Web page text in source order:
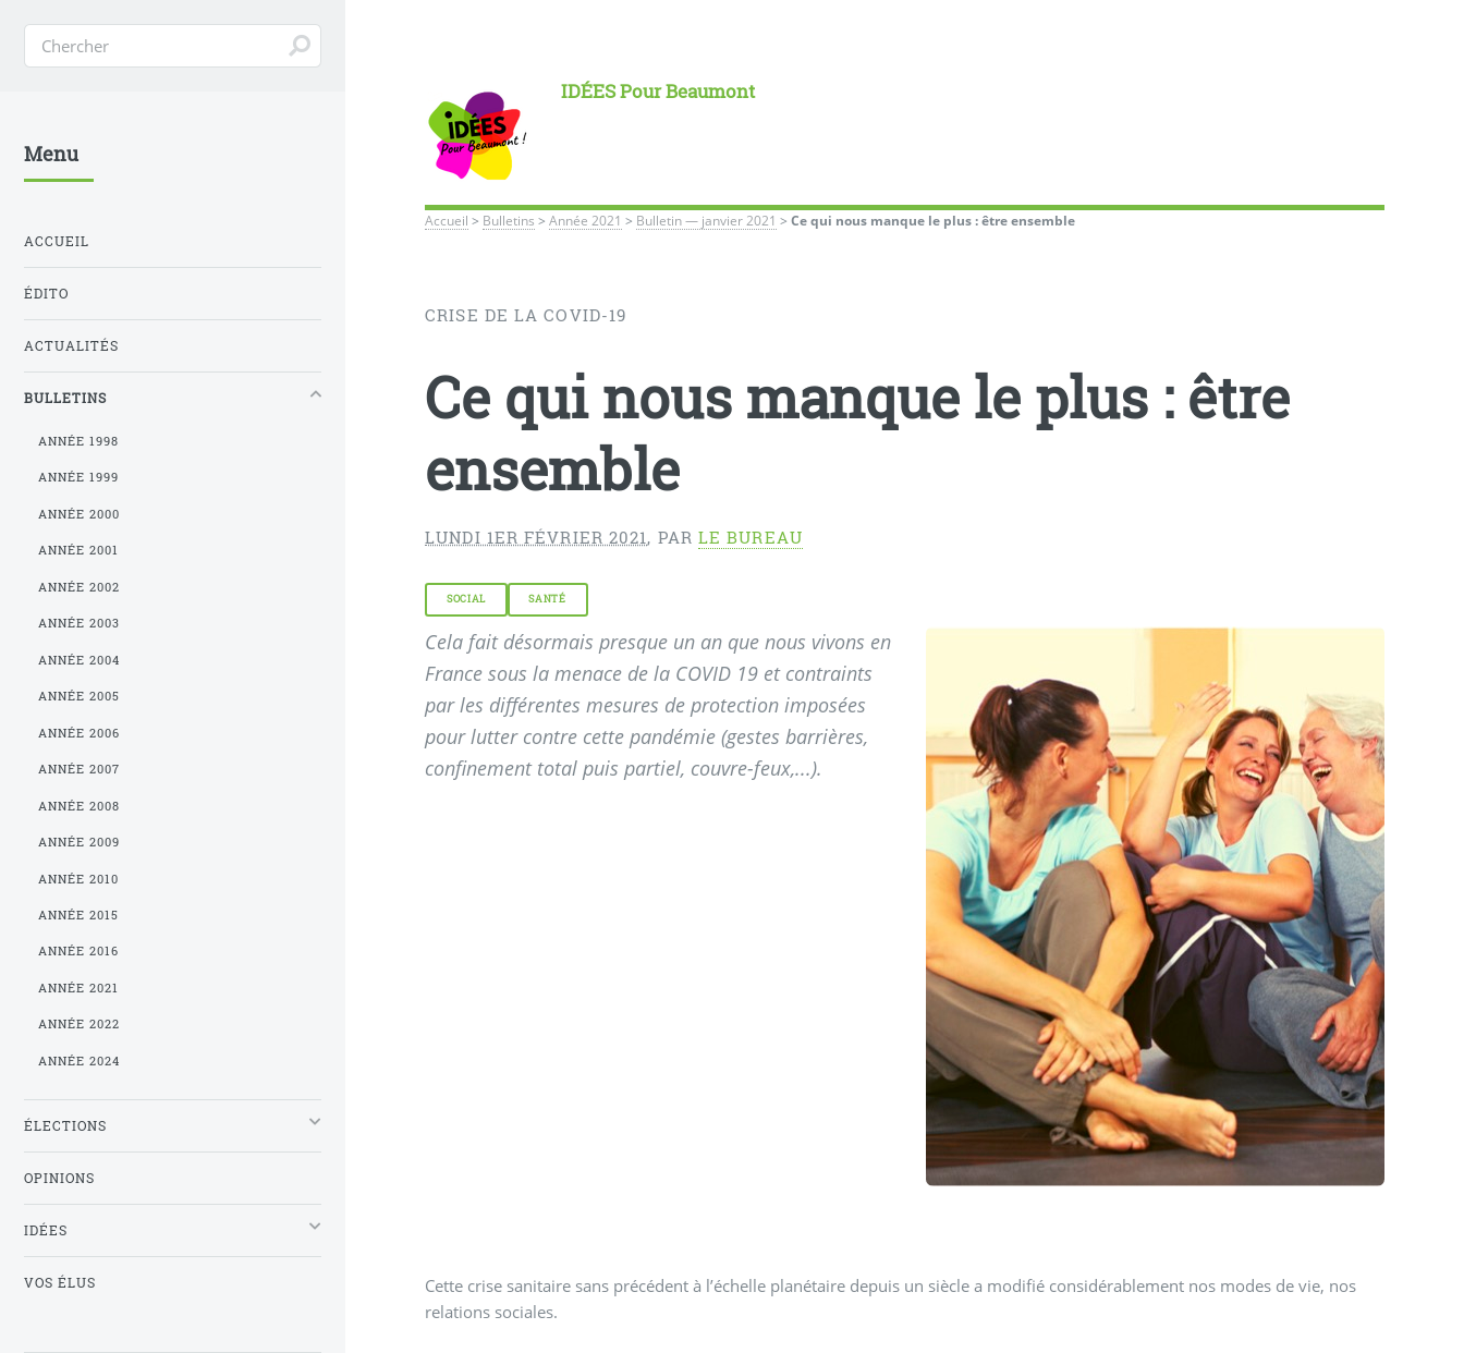
IDÉES Pour Beaumont
Accueil > Bulletins >Année 2021 > Bulletin — janvier 2021 >Ce qui nous manque le plus : être ensemble
CRISE DE LA COVID-19
Ce qui nous manque le plus : être
ensemble
LUNDI 1ER FÉVRIER 2021 , PAR LE BUREAU
SOCIAL SANTÉ
Cela fait désormais presque un an que nous vivons en
France sous la menace de la COVID 19 et contraints
par les différentes mesures de protection imposées
pour lutter contre cette pandémie (gestes barrières,
confinement total puis partiel, couvre-feux,...).
Cette crise sanitaire sans précédent à l’échelle planétaire depuis un siècle a modifié considérablement nos modes de vie, nos
relations sociales.
Menu
ACCUEIL
ÉDITO
ACTUALITÉS
BULLETINS
ANNÉE 1998
ANNÉE 1999
ANNÉE 2000
ANNÉE 2001
ANNÉE 2002
ANNÉE 2003
ANNÉE 2004
ANNÉE 2005
ANNÉE 2006
ANNÉE 2007
ANNÉE 2008
ANNÉE 2009
ANNÉE 2010
ANNÉE 2015
ANNÉE 2016
ANNÉE 2021
ANNÉE 2022
ANNÉE 2024
ÉLECTIONS
OPINIONS
IDÉES
VOS ÉLUS